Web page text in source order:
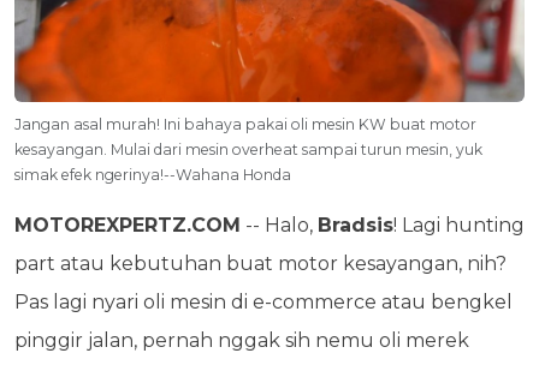
Jangan asal murah! Ini bahaya pakai oli mesin KW buat motor
kesayangan. Mulai dari mesin overheat sampai turun mesin, yuk
simak efek ngerinya!--Wahana Honda
MOTOREXPERTZ.COM -- Halo, Bradsis! Lagi hunting
part atau kebutuhan buat motor kesayangan, nih?
Pas lagi nyari oli mesin di e-commerce atau bengkel
pinggir jalan, pernah nggak sih nemu oli merek